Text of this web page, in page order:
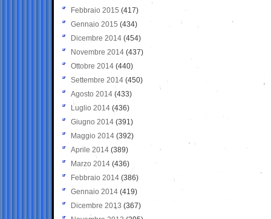
Febbraio 2015 (417)
Gennaio 2015 (434)
Dicembre 2014 (454)
Novembre 2014 (437)
Ottobre 2014 (440)
Settembre 2014 (450)
Agosto 2014 (433)
Luglio 2014 (436)
Giugno 2014 (391)
Maggio 2014 (392)
Aprile 2014 (389)
Marzo 2014 (436)
Febbraio 2014 (386)
Gennaio 2014 (419)
Dicembre 2013 (367)